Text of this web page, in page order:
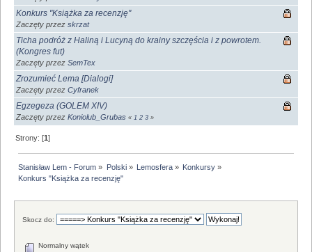
Konkurs "Książka za recenzję"
Zaczęty przez skrzat
Ticha podróż z Haliną i Lucyną do krainy szczęścia i z powrotem.
(Kongres fut)
Zaczęty przez SemTex
Zrozumieć Lema [Dialogi]
Zaczęty przez Cyfranek
Egzegeza (GOLEM XIV)
Zaczęty przez Koniolub_Grubas « 1 2 3 »
Strony: [1]
Stanisław Lem - Forum » Polski» Lemosfera» Konkursy »
Konkurs "Książka za recenzję"
Skocz do:
Normalny wątek